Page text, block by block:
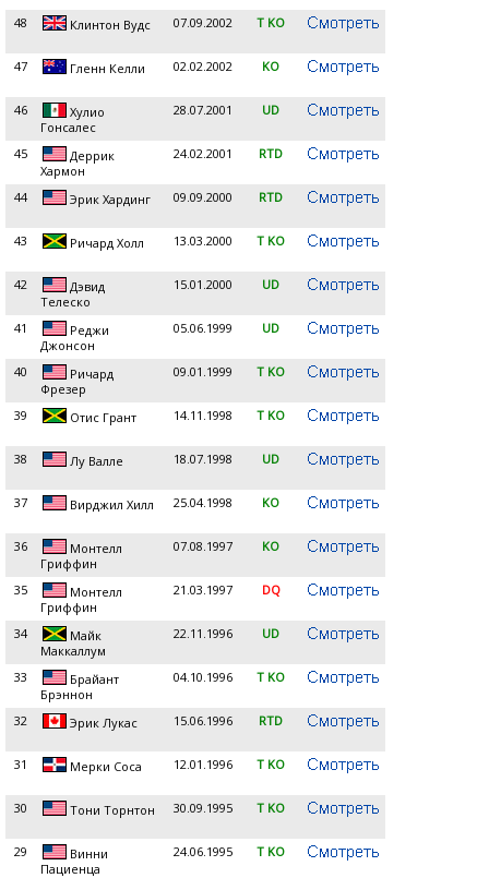
48 Клинтон Вудс 07.09.2002 T KO
47 Гленн Келли 02.02.2002 KO
46
Хулио
Гонсалес
28.07.2001 UD
45
Деррик
Хармон
24.02.2001 RTD
44 Эрик Хардинг 09.09.2000 RTD
43 Ричард Холл 13.03.2000 T KO
42
Дэвид
Телеско
15.01.2000 UD
41
Реджи
Джонсон
05.06.1999 UD
40
Ричард
Фрезер
09.01.1999 T KO
39 Отис Грант 14.11.1998 T KO
38 Лу Валле 18.07.1998 UD
37 Вирджил Хилл 25.04.1998 KO
36
Монтелл
Гриффин
07.08.1997 KO
35
Монтелл
Гриффин
21.03.1997 DQ
34
Майк
Маккаллум
22.11.1996 UD
33
Брайант
Брэннон
04.10.1996 T KO
32 Эрик Лукас 15.06.1996 RTD
31 Мерки Соса 12.01.1996 T KO
30 Тони Торнтон 30.09.1995 T KO
29
Винни
Пациенца
24.06.1995 T KO